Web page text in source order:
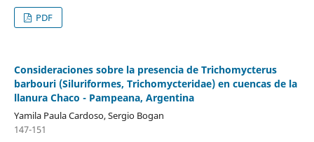
PDF
Consideraciones sobre la presencia de Trichomycterus
barbouri (Siluriformes, Trichomycteridae) en cuencas de la
llanura Chaco - Pampeana, Argentina
Yamila Paula Cardoso, Sergio Bogan
147-151